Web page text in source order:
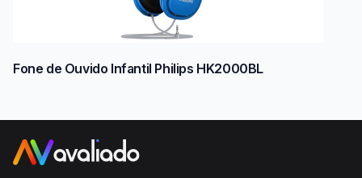
Fone de Ouvido Infantil Philips HK2000BL